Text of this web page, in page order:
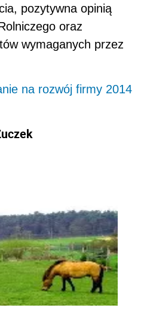
pozytywna opinią
oraz
wymaganych przez
na rozwój firmy 2014